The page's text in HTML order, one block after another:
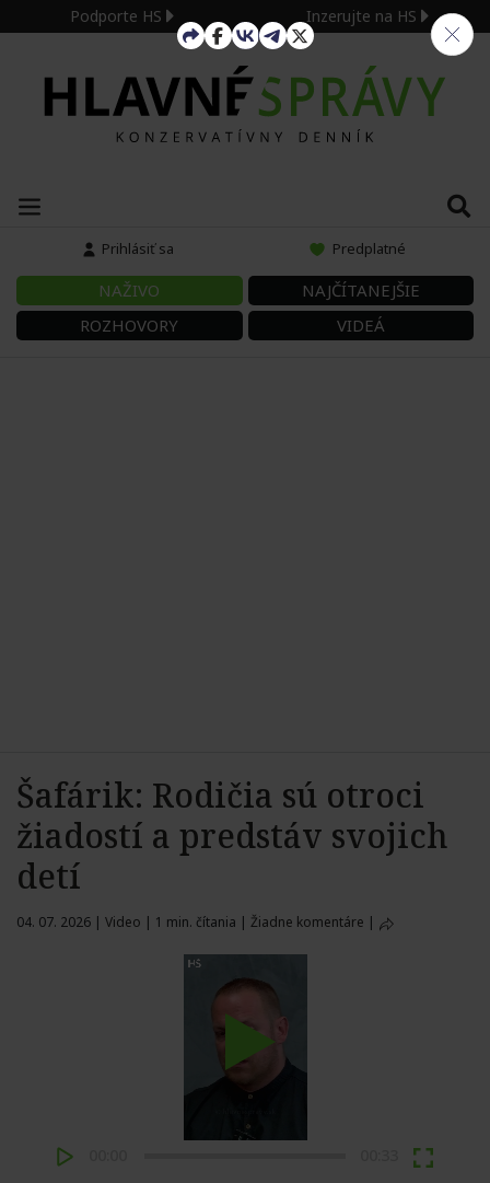
Podporte HS Inzerujte na HS
Prihlásiť sa Predplatné
NAŽIVO
NAJČÍTANEJŠIE
ROZHOVORY
VIDEÁ
Šafárik: Rodičia sú otroci
žiadostí a predstáv svojich
detí
04. 07. 2026 | Video | 1 min. čítania | Žiadne komentáre |